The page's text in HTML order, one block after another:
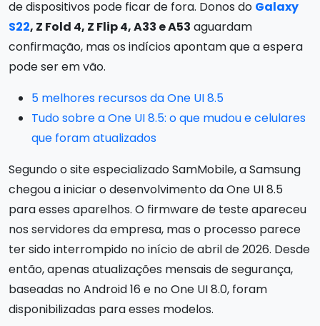
de dispositivos pode ficar de fora. Donos do Galaxy
S22, Z Fold 4, Z Flip 4, A33 e A53 aguardam
confirmação, mas os indícios apontam que a espera
pode ser em vão.
5 melhores recursos da One UI 8.5
Tudo sobre a One UI 8.5: o que mudou e celulares
que foram atualizados
Segundo o site especializado SamMobile, a Samsung
chegou a iniciar o desenvolvimento da One UI 8.5
para esses aparelhos. O firmware de teste apareceu
nos servidores da empresa, mas o processo parece
ter sido interrompido no início de abril de 2026. Desde
então, apenas atualizações mensais de segurança,
baseadas no Android 16 e no One UI 8.0, foram
disponibilizadas para esses modelos.